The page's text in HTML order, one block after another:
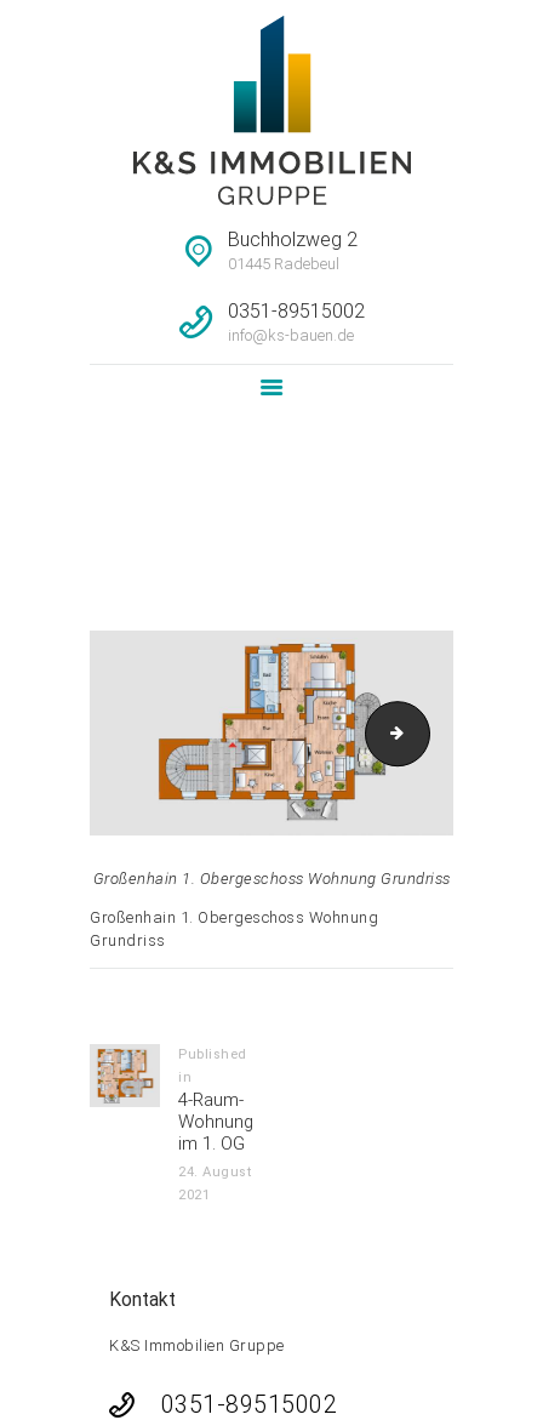
Buchholzweg 2
01445 Radebeul
0351-89515002
info@ks-bauen.de
STARTSEITE
HAUSMEISTERSERVI
UNTERNEHMEN
IMMOBILIEN
LEISTUNG
NEWS
1-
Großenhain 1. Obergeschoss Wohnung Grundriss
Großenhain 1. Obergeschoss Wohnung
Grundriss
Published
in
post:
4-Raum-
Wohnung
im 1. OG
24. August
2021
Kontakt
K&S Immobilien Gruppe
0351-89515002